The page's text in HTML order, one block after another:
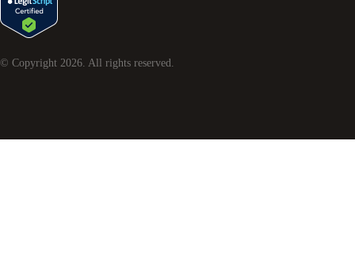
© Copyright 2026. All rights reserved.